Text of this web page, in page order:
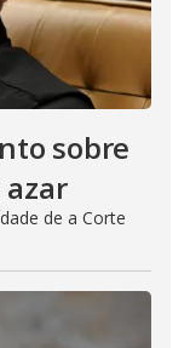
sobre
azar
de a Corte